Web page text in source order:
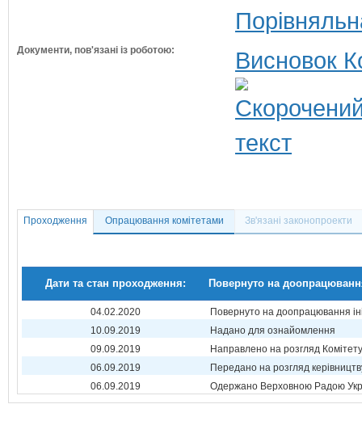
Документи, пов'язані із роботою: Висновок
Проходження Опрацювання комітетами Зв'язані законопроекти
Дати та стан проходження: Повернуто на
04.02.2020
Повернуто на доопрацювання
10.09.2019
Надано для ознайомлення
09.09.2019
Направлено на розгляд Комітету
06.09.2019
Передано на розгляд
06.09.2019
Одержано Верховною Радою